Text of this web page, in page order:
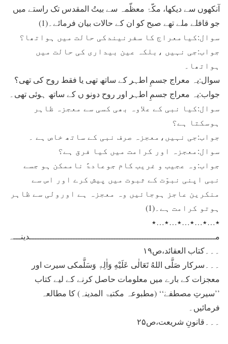
آنکھوں سے دیکھا، مکّۂ معظّمہ سے بیتُ المقدس تک راستے میں
جو قافلے ملے تھے صبح کو ان کے حالات بیان فرمائے۔(1)
سوال:کیامعراج کا سفرنیندکی حالت میں ہواتھا؟
جواب:جی نہیں ،بلکہ عین بیداری کی حالت میں
ہواتھا۔
سوال:یہ معراج جسمِ اطہر کے ساتھ تھی یا فقط روح کی تھی؟
جواب:یہ معراج جسمِ اطہر اور روح دونو ں کے ساتھ ہوئی تھی۔
سوال:کیا نبی کے علاوہ بھی کسی سے معجزہ ظاہر
ہوسکتا ہے؟
جواب:جی نہیں،معجزہ صرف نبی کے ساتھ خاص ہے ۔
سوال:معجزہ اور کرامت میں کیا فرق ہے؟
جواب:وہ عجیب و غریب کام جوعادۃً ناممکن ہو جسے
نبی اپنی نبوّت کے ثبوت میں پیش کرے اور اس سے
منکرین عاجز ہوجائیں وہ معجزہ ہے اورولی سے ظاہر
ہوتو کرامت ہے۔(1)
٭…٭…٭…٭…٭…٭
مـــــــــــــــــــــــــــــــــــــــــــــــــــــــــــــــــــــــــدینـــہ
۔۔۔کتاب العقائد،ص۱۹
۔۔۔سرکار صَلَّى اللهُ تَعَالٰى عَلَيْهِ وَاٰلِهٖ وَسَلَّمکی سیرت اور
معجزات کے بارے میں معلومات حاصل کرنے کے لیے کتاب
’’سیرتِ مصطفےٰ‘‘ (مطبوعہ مکتبۃ المدینہ) کا مطالعہ
فرمائیں۔
۔۔۔قانونِ شریعت،ص۲۵